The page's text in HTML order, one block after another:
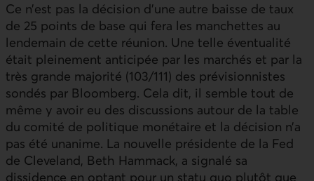
Ce n’est pas la décision d’une autre baisse de taux
de 25 points de base qui fera les manchettes au
lendemain de cette réunion. Une telle éventualité
était pleinement anticipée par les marchés et par la
très grande majorité (103/111) des prévisionnistes
sondés par Bloomberg. Cela dit, il semble tout de
même y avoir eu des discussions autour de la table
du comité de politique monétaire et la décision n’a
pas été unanime. La nouvelle présidente de la Fed
de Cleveland, Beth Hammack, a signalé sa
dissidence en optant pour un statu quo plutôt que